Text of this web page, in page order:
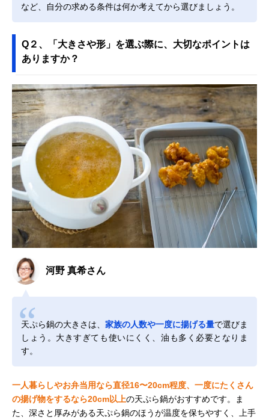
など、自分の求める条件は何か考えてから選びましょう。
Q２、「大きさや形」を選ぶ際に、大切なポイントは
ありますか？
河野 真希さん
天ぷら鍋の大きさは、 家族の人数や一度に揚げる量で選びま
しょう。大きすぎても使いにくく、油も多く必要となりま
す。
一人暮らしやお弁当用なら直径16〜20cm程度、一度にたくさん
の揚げ物をするなら20cm以上の天ぷら鍋がおすすめです。ま
た、深さと厚みがある天ぷら鍋のほうが温度を保ちやすく、上手